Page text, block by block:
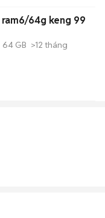
ram6/64g keng 99
64 GB >12 tháng